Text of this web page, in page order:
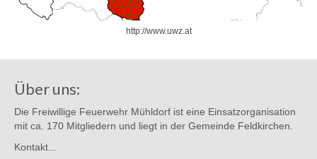
http://www.uwz.at
Über uns:
Die Freiwillige Feuerwehr Mühldorf ist eine Einsatzorganisation
mit ca. 170 Mitgliedern und liegt in der Gemeinde Feldkirchen.
Kontakt...